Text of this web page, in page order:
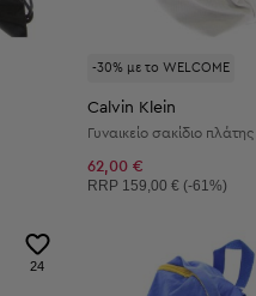
-30% με το WELCOME
Calvin Klein
Γυναικείο σακίδιο πλάτης
62,00 €
Συνιστώμενη τιμή:
RRP 159,00 € (-61%)
24